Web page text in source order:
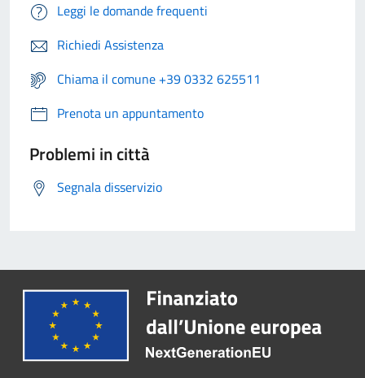
Leggi le domande frequenti
Richiedi Assistenza
Chiama il comune +39 0332 625511
Prenota un appuntamento
Problemi in città
Segnala disservizio